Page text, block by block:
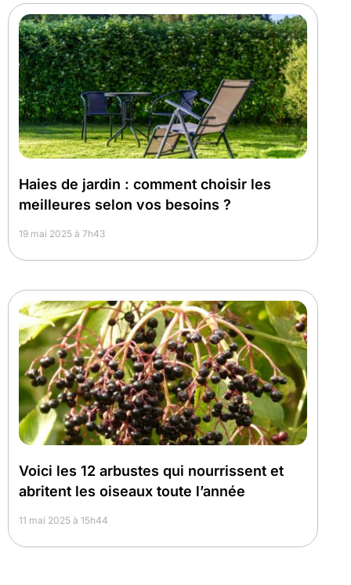
Haies de jardin : comment choisir les
meilleures selon vos besoins ?
19 mai 2025 à 7h43
Voici les 12 arbustes qui nourrissent et
abritent les oiseaux toute l’année
11 mai 2025 à 15h44